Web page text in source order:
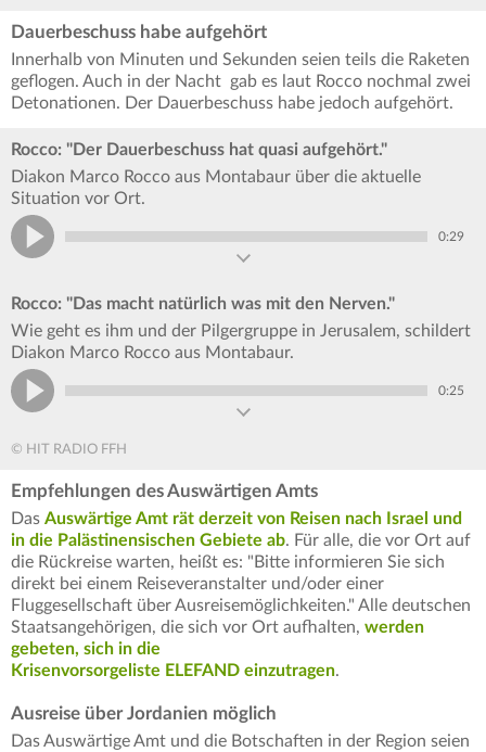
Dauerbeschuss habe aufgehört
Innerhalb von Minuten und Sekunden seien teils die Raketen
geflogen. Auch in der Nacht gab es laut Rocco nochmal zwei
Detonationen. Der Dauerbeschuss habe jedoch aufgehört.
Rocco: "Der Dauerbeschuss hat quasi aufgehört."
Diakon Marco Rocco aus Montabaur über die aktuelle
Situation vor Ort.
0:29
Rocco: "Das macht natürlich was mit den Nerven."
Wie geht es ihm und der Pilgergruppe in Jerusalem, schildert
Diakon Marco Rocco aus Montabaur.
0:25
© HIT RADIO FFH
Empfehlungen des Auswärtigen Amts
Das Auswärtige Amt rät derzeit von Reisen nach Israel und
in die Palästinensischen Gebiete ab. Für alle, die vor Ort auf
die Rückreise warten, heißt es: "Bitte informieren Sie sich
direkt bei einem Reiseveranstalter und/oder einer
Fluggesellschaft über Ausreisemöglichkeiten." Alle deutschen
Staatsangehörigen, die sich vor Ort aufhalten, werden
gebeten, sich in die
Krisenvorsorgeliste ELEFAND einzutragen.
Ausreise über Jordanien möglich
Das Auswärtige Amt und die Botschaften in der Region seien